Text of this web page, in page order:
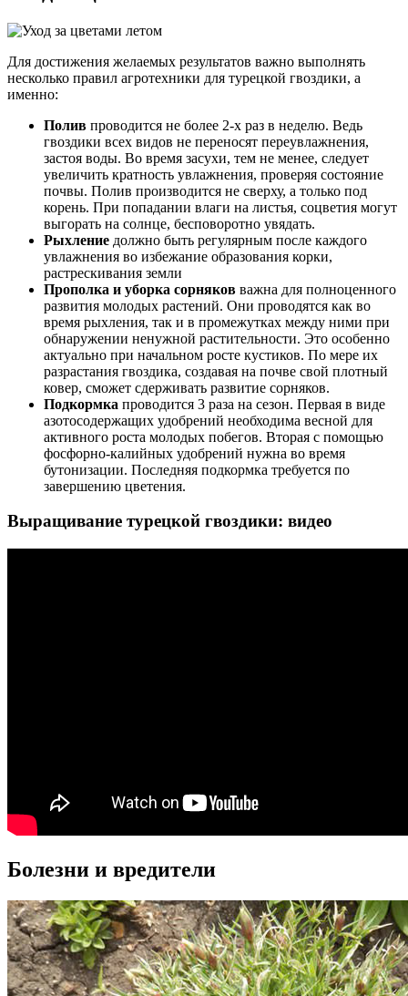
Для достижения желаемых результатов важно выполнять
несколько правил агротехники для турецкой гвоздики, а
именно:
Полив проводится не более 2-х раз в неделю. Ведь
гвоздики всех видов не переносят переувлажнения,
застоя воды. Во время засухи, тем не менее, следует
увеличить кратность увлажнения, проверяя состояние
почвы. Полив производится не сверху, а только под
корень. При попадании влаги на листья, соцветия могут
выгорать на солнце, бесповоротно увядать.
Рыхление должно быть регулярным после каждого
увлажнения во избежание образования корки,
растрескивания земли
Прополка и уборка сорняков важна для полноценного
развития молодых растений. Они проводятся как во
время рыхления, так и в промежутках между ними при
обнаружении ненужной растительности. Это особенно
актуально при начальном росте кустиков. По мере их
разрастания гвоздика, создавая на почве свой плотный
ковер, сможет сдерживать развитие сорняков.
Подкормка проводится 3 раза на сезон. Первая в виде
азотосодержащих удобрений необходима весной для
активного роста молодых побегов. Вторая с помощью
фосфорно-калийных удобрений нужна во время
бутонизации. Последняя подкормка требуется по
завершению цветения.
Выращивание турецкой гвоздики: видео
Болезни и вредители